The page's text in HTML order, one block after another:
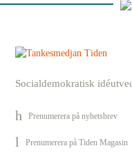
Socialdemokratisk
Prenumerera på nyhetsbrev
Prenumerera på Tiden Magasin